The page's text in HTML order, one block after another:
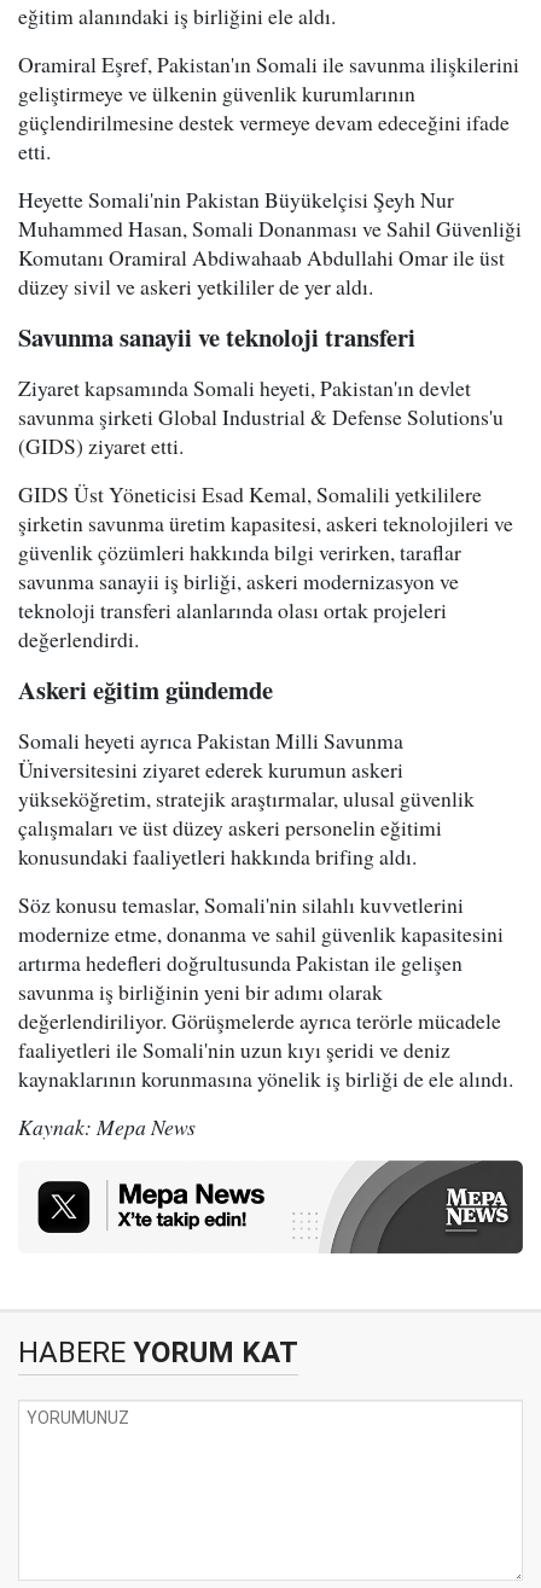
eğitim alanındaki iş birliğini ele aldı.
Oramiral Eşref, Pakistan'ın Somali ile savunma ilişkilerini
geliştirmeye ve ülkenin güvenlik kurumlarının
güçlendirilmesine destek vermeye devam edeceğini ifade
etti.
Heyette Somali'nin Pakistan Büyükelçisi Şeyh Nur
Muhammed Hasan, Somali Donanması ve Sahil Güvenliği
Komutanı Oramiral Abdiwahaab Abdullahi Omar ile üst
düzey sivil ve askeri yetkililer de yer aldı.
Savunma sanayii ve teknoloji transferi
Ziyaret kapsamında Somali heyeti, Pakistan'ın devlet
savunma şirketi Global Industrial & Defense Solutions'u
(GIDS) ziyaret etti.
GIDS Üst Yöneticisi Esad Kemal, Somalili yetkililere
şirketin savunma üretim kapasitesi, askeri teknolojileri ve
güvenlik çözümleri hakkında bilgi verirken, taraflar
savunma sanayii iş birliği, askeri modernizasyon ve
teknoloji transferi alanlarında olası ortak projeleri
değerlendirdi.
Askeri eğitim gündemde
Somali heyeti ayrıca Pakistan Milli Savunma
Üniversitesini ziyaret ederek kurumun askeri
yükseköğretim, stratejik araştırmalar, ulusal güvenlik
çalışmaları ve üst düzey askeri personelin eğitimi
konusundaki faaliyetleri hakkında brifing aldı.
Söz konusu temaslar, Somali'nin silahlı kuvvetlerini
modernize etme, donanma ve sahil güvenlik kapasitesini
artırma hedefleri doğrultusunda Pakistan ile gelişen
savunma iş birliğinin yeni bir adımı olarak
değerlendiriliyor. Görüşmelerde ayrıca terörle mücadele
faaliyetleri ile Somali'nin uzun kıyı şeridi ve deniz
kaynaklarının korunmasına yönelik iş birliği de ele alındı.
Kaynak: Mepa News
HABERE YORUM KAT